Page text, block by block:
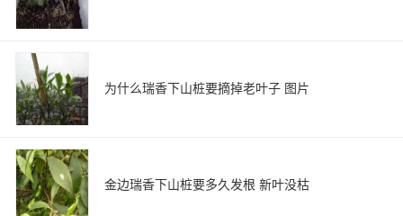
为什么瑞香下山桩要摘掉老叶子 图片
金边瑞香下山桩要多久发根 新叶没枯